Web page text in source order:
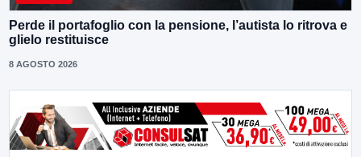
Perde il portafoglio con la pensione, l’autista lo ritrova e
glielo restituisce
8 AGOSTO 2026